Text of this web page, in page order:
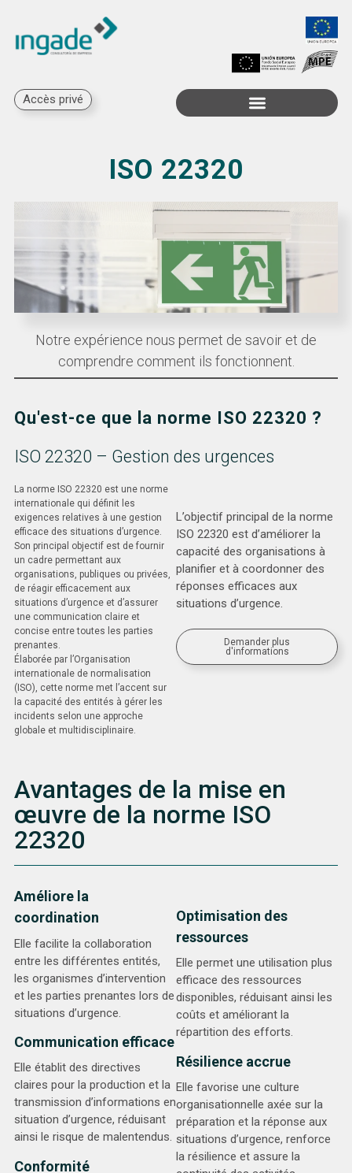
Accès privé
ISO 22320
Notre expérience nous permet de savoir et de
comprendre comment ils fonctionnent.
Qu'est-ce que la norme ISO 22320 ?
ISO 22320 – Gestion des urgences
La norme ISO 22320 est une norme
internationale qui définit les
exigences relatives à une gestion
efficace des situations d’urgence.
Son principal objectif est de fournir
un cadre permettant aux
organisations, publiques ou privées,
de réagir efficacement aux
situations d’urgence et d’assurer
une communication claire et
concise entre toutes les parties
prenantes.
Élaborée par l’Organisation
internationale de normalisation
(ISO), cette norme met l’accent sur
la capacité des entités à gérer les
incidents selon une approche
globale et multidisciplinaire.
L’objectif principal de la norme
ISO 22320 est d’améliorer la
capacité des organisations à
planifier et à coordonner des
réponses efficaces aux
situations d’urgence.
Demander plus
d'informations
Avantages de la mise en
œuvre de la norme ISO
22320
Améliore la
coordination
Elle facilite la collaboration
entre les différentes entités,
les organismes d’intervention
et les parties prenantes lors de
situations d’urgence.
Communication efficace
Elle établit des directives
claires pour la production et la
transmission d’informations en
situation d’urgence, réduisant
ainsi le risque de malentendus.
Conformité
Optimisation des
ressources
Elle permet une utilisation plus
efficace des ressources
disponibles, réduisant ainsi les
coûts et améliorant la
répartition des efforts.
Résilience accrue
Elle favorise une culture
organisationnelle axée sur la
préparation et la réponse aux
situations d’urgence, renforce
la résilience et assure la